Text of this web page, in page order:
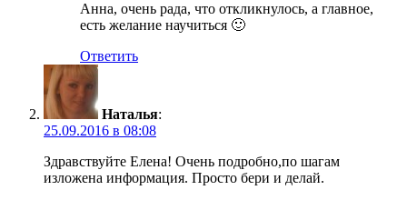
Анна, очень рада, что откликнулось, а главное,
есть желание научиться 🙂
Ответить
Наталья:
25.09.2016 в 08:08
Здравствуйте Елена! Очень подробно,по шагам
изложена информация. Просто бери и делай.